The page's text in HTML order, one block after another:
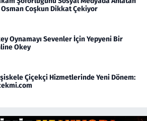
Coşkun Dikkat Çekiyor
Oynamayı Sevenler İçin Yepyeni Bir
Okey
Çiçekçi Hizmetlerinde Yeni Dönem: